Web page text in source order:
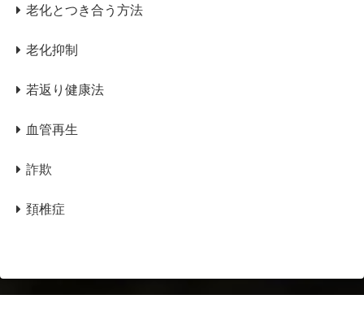
老化とつき合う方法
老化抑制
若返り健康法
血管再生
詐欺
頚椎症